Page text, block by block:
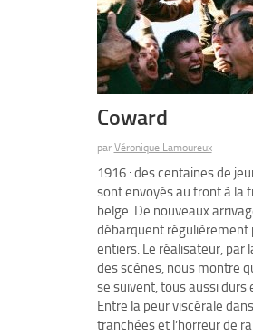
Coward
par Véronique Lamoureux
1916 : des centaines de
sont envoyés au front à la
belge. De nouveaux
débarquent régulièrement
entiers. Le réalisateur, par
des scènes, nous montre
se suivent, tous aussi durs
Entre la peur viscérale
tranchées et l’horreur de